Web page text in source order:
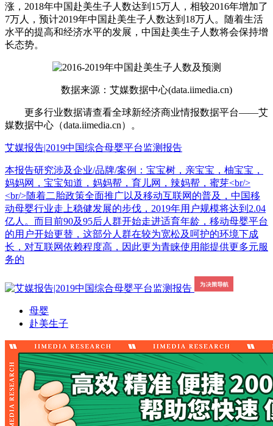
涨，2018年中国赴美生子人数达到15万人，相较2016年增加了
7万人，预计2019年中国赴美生子人数达到18万人。随着生活
水平的提高和经济水平的发展，中国赴美生子人数将会保持增
长态势。
数据来源：艾媒数据中心(data.iimedia.cn)
更多行业数据请查看全球新经济商业情报数据平台——艾
媒数据中心（data.iimedia.cn）。
艾媒报告|2019中国综合母婴平台监测报告
本报告研究涉及企业/品牌/案例：宝宝树，亲宝宝，柚宝宝，
妈妈网，宝宝知道，妈妈帮，育儿网，辣妈帮，蜜芽<br/>
<br/>随着二胎政策全面推广以及移动互联网的普及，中国移
动母婴行业走上稳健发展的步伐，2019年用户规模将达到2.04
亿人。而目前90及95后人群开始走进适育年龄，移动母婴平台
的用户开始更替，这部分人群在较为宽松及呵护的环境下成
长，对互联网依赖程度高，因此更为青睐使用能提供更多元服
务的
母婴
赴美生子